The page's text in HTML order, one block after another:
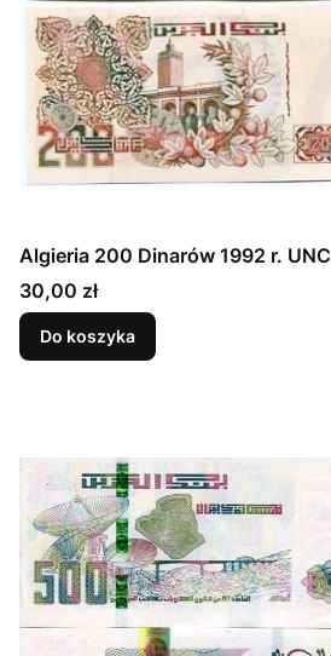
Algieria 200 Dinarów 1992 r. UNC
Cena
30,00 zł
Do koszyka